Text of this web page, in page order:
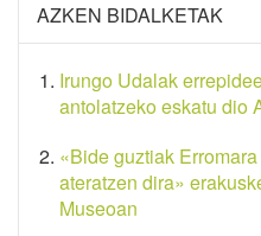
AZKEN BIDALKETAK
Irungo Udalak
antolatzeko eskatu dio
«Bide guztiak
ateratzen dira»
Museoan